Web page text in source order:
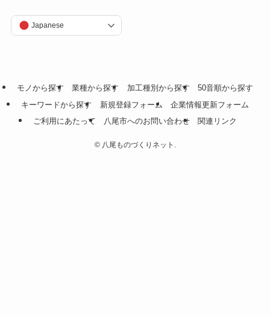
Japanese
モノから探す 業種から探す 加工種別から探す
50音順から探す
キーワードから探す
新規登録フォーム
企業情報更新フォーム
ご利用にあたって
八尾市へのお問い合わせ 関連リンク
©八尾ものづくりネット.